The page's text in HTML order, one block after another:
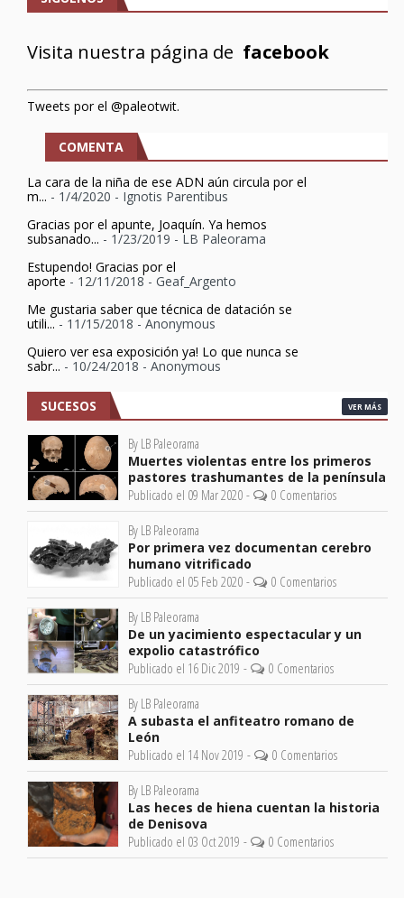
Visita nuestra página de facebook
Tweets por el @paleotwit.
COMENTA
La cara de la niña de ese ADN aún circula por el
m... - 1/4/2020 - Ignotis Parentibus
Gracias por el apunte, Joaquín. Ya hemos
subsanado... - 1/23/2019 - LB Paleorama
Estupendo! Gracias por el
aporte - 12/11/2018 - Geaf_Argento
Me gustaria saber que técnica de datación se
utili...- 11/15/2018 - Anonymous
Quiero ver esa exposición ya! Lo que nunca se
sabr... - 10/24/2018 - Anonymous
SUCESOS VER MÁS
By LB Paleorama
Muertes violentas entre los primeros
pastores trashumantes de la península
Publicado el 09 Mar 2020 -
0 Comentarios
By LB Paleorama
Por primera vez documentan cerebro
humano vitrificado
Publicado el 05 Feb 2020 -
0 Comentarios
By LB Paleorama
De un yacimiento espectacular y un
expolio catastrófico
Publicado el 16 Dic 2019 -
0 Comentarios
By LB Paleorama
A subasta el anfiteatro romano de
León
Publicado el 14 Nov 2019 -
0 Comentarios
By LB Paleorama
Las heces de hiena cuentan la historia
de Denisova
Publicado el 03 Oct 2019 - 0 Comentarios